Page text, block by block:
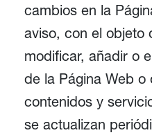
cambios en la
aviso, con el objeto
modificar, añadir o
de la Página Web o
contenidos y
se actualizan